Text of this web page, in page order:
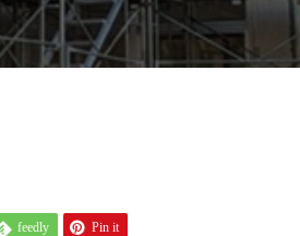
feedly Pin it